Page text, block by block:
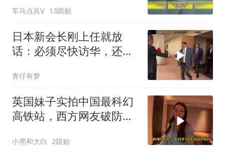
车马点兵V 13跟贴
日本新会长刚上任就放
话：必须尽快访华，还点
青仔有梦
英国妹子实拍中国最科幻
高铁站，西方网友破防：
小黑和大白 2跟贴